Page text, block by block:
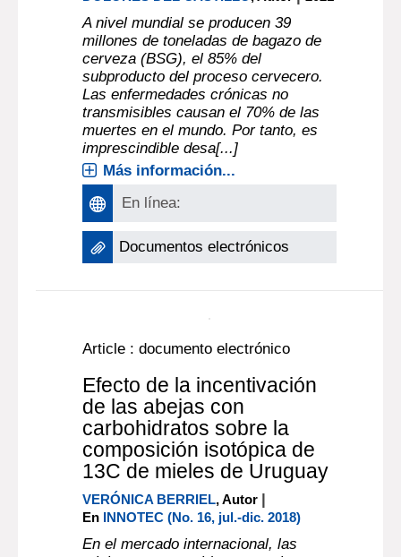
GUTIÉRREZ BARRUTIA, MARÍA
BELÉN
, Autor ; ARCIA, PATRICIA
, Autor
COZZANO, SONIA, Autor ; MARÍA
DOLORES DEL CASTILLO
|
A nivel mundial se producen 39
millones de toneladas de bagazo de
cerveza (BSG), el 85% del
subproducto del proceso cervecero.
Las enfermedades crónicas no
transmisibles causan el 70% de las
muertes en el mundo. Por tanto, es
imprescindible desa[...]
Más información...
Documentos electrónicos
Article : documento electrónico
Efecto de la incentivación
de las abejas con
carbohidratos sobre la
composición isotópica de
13C de mieles de Uruguay